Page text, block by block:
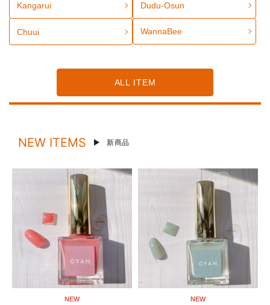
Kangarui Dudu-Osun
Chuui WannaBee
ALL ITEM
NEW ITEMS 新商品
NEW NEW